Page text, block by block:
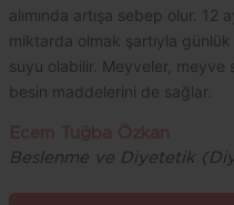
alımında artışa sebep olur. 12
miktarda olmak şartıyla günlük
suyu olabilir.
Meyveler, meyve
besin maddelerini de sağlar.
Beslenme ve Diyetetik